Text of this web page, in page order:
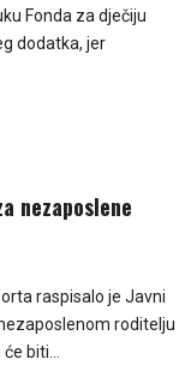
Fonda za dječiju
dodatka, jer
nezaposlene
raspisalo je Javni
roditelju
biti...